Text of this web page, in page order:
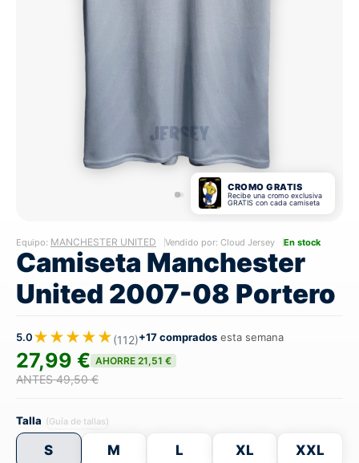
CROMO GRATIS
Recibe una cromo exclusiva
GRATIS con cada camiseta
Equipo: MANCHESTER UNITED Vendido por: Cloud Jersey En stock
Camiseta Manchester
United 2007-08 Portero
5.0★★★★★(112)+17 comprados esta semana
27,99 € AHORRE 21,51 €
ANTES 49,50 €
Talla (Guía de tallas)
S M L XL XXL